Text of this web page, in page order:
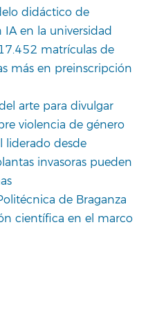
didáctico de
en la universidad
matrículas de
más en preinscripción
arte para divulgar
violencia de género
liderado desde
invasoras pueden
de Braganza
científica en el marco